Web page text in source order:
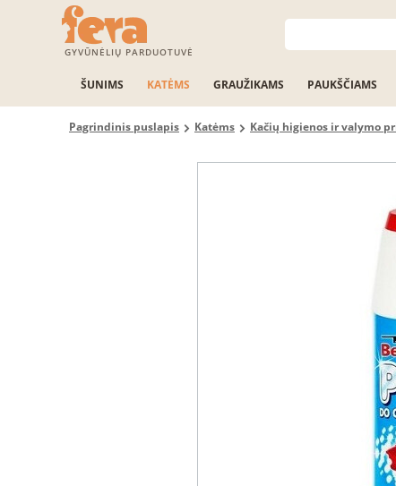
GYVŪNĖLIŲ PARDUOTUVĖ
ŠUNIMS KATĖMS GRAUŽIKAMS PAUKŠČIAMS
Pagrindinis puslapis Katėms Kačių higienos ir valymo